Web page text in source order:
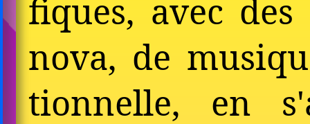
fiques, avec des
nova, de
tion­nelle, en